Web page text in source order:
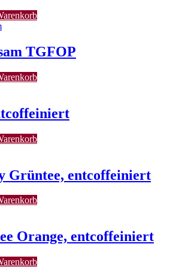
TGFOP
Grüntee, entcoffeiniert
Orange, entcoffeiniert